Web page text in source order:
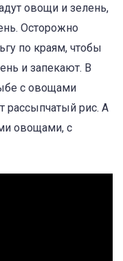
овощи и зелень,
Осторожно
по краям, чтобы
и запекают. В
с овощами
рассыпчатый рис. А
овощами, с